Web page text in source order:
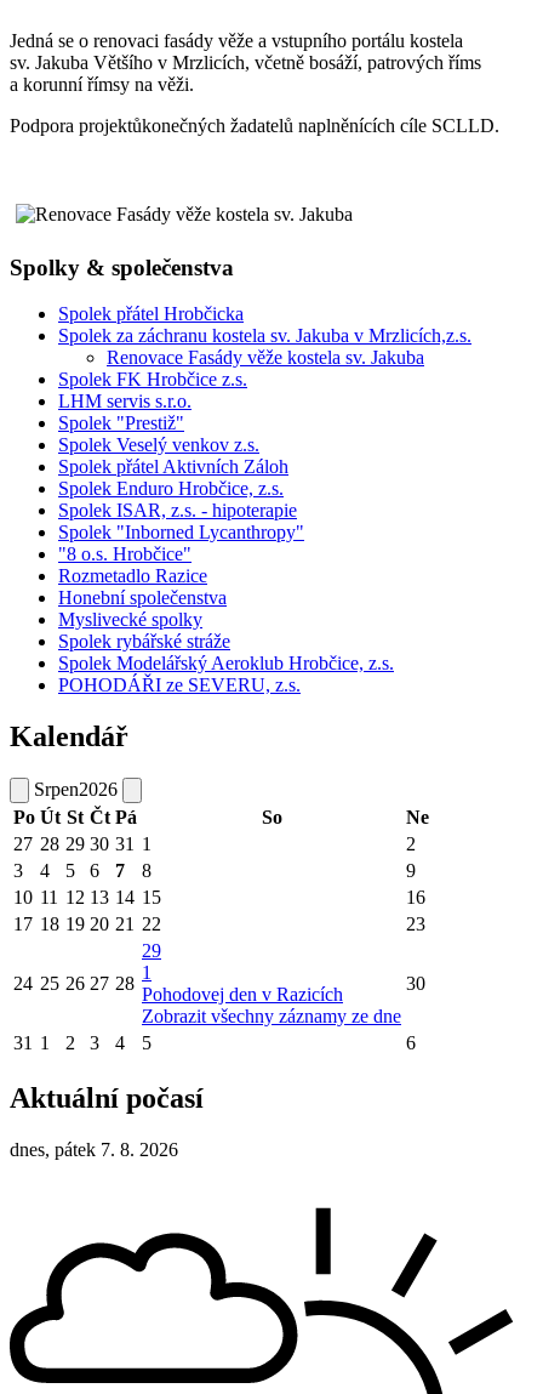
Jedná se o renovaci fasády věže a vstupního portálu kostela
sv. Jakuba Většího v Mrzlicích, včetně bosáží, patrových říms
a korunní římsy na věži.
Podpora projektůkonečných žadatelů naplněnících cíle SCLLD.
Spolky & společenstva
Spolek přátel Hrobčicka
Spolek za záchranu kostela sv. Jakuba v Mrzlicích,z.s.
Renovace Fasády věže kostela sv. Jakuba
Spolek FK Hrobčice z.s.
LHM servis s.r.o.
Spolek "Prestiž"
Spolek Veselý venkov z.s.
Spolek přátel Aktivních Záloh
Spolek Enduro Hrobčice, z.s.
Spolek ISAR, z.s. - hipoterapie
Spolek "Inborned Lycanthropy"
"8 o.s. Hrobčice"
Rozmetadlo Razice
Honební společenstva
Myslivecké spolky
Spolek rybářské stráže
Spolek Modelářský Aeroklub Hrobčice, z.s.
POHODÁŘI ze SEVERU, z.s.
Kalendář
Srpen2026
Po Út St Čt Pá So
Ne
27 28 29 30 31 1
2
3
4 5 6 7 8
9
10 11 12 13 14 15
16
17 18 19 20 21 22 23
24 25 26 27 28
29
1
Pohodovej den v Razicích
Zobrazit všechny záznamy ze dne
30
31 1 2 3 4 5 6
Aktuální počasí
dnes, pátek 7. 8. 2026